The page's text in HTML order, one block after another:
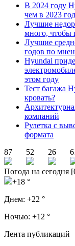
В 2024 году
чем в 2023
Лучшие
много, чтобы
Лучшие
годов по
Hyundai
этом году
Тест багажа
кровать?
компаний
Рулетка с
формата
87
52 26
Погода на сегодня
+18 °
Днем: +22 °
Ночью: +12 °
Лента публикаций